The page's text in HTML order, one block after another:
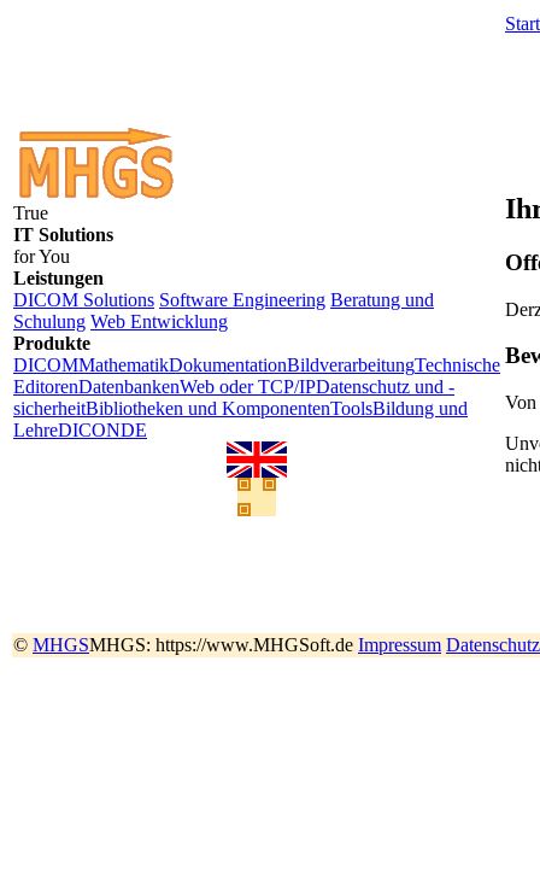
True
IT Solutions
for You
Leistungen
DICOM Solutions Software Engineering Beratung und
Schulung Web Entwicklung
Produkte
DICOMMathematikDokumentationBildverarbeitungTechnische
EditorenDatenbankenWeb oder TCP/IPDatenschutz und -
sicherheitBibliotheken und KomponentenToolsBildung und
LehreDICONDE
Von
© MHGSMHGS: https://www.MHGSoft.de Impressum Datenschutz